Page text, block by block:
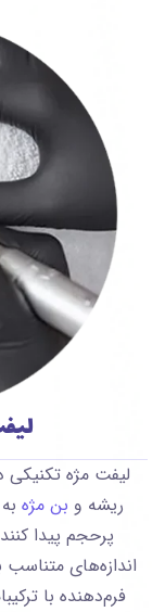
لیفت مژه
ریشه و بن مژه
پرحجم پیدا
اندازه‌های
فرم‌دهنده با